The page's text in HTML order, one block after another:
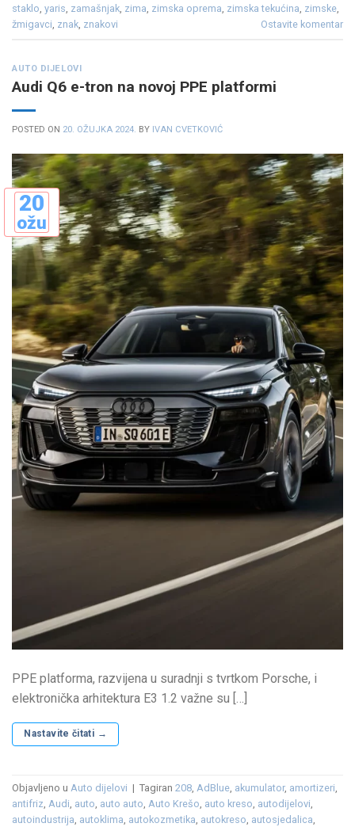
staklo, yaris, zamašnjak, zima, zimska oprema, zimska tekućina, zimske,
žmigavci, znak, znakovi Ostavite komentar
AUTO DIJELOVI
Audi Q6 e-tron na novoj PPE platformi
POSTED ON 20. OŽUJKA 2024. BY IVAN CVETKOVIĆ
20
ožu
PPE platforma, razvijena u suradnji s tvrtkom Porsche, i
elektronička arhitektura E3 1.2 važne su […]
Nastavite čitati →
Objavljeno u Auto dijelovi | Tagiran 208, AdBlue, akumulator, amortizeri,
antifriz, Audi, auto, auto auto, Auto Krešo, auto kreso, autodijelovi,
autoindustrija, autoklima, autokozmetika, autokreso, autosjedalica,